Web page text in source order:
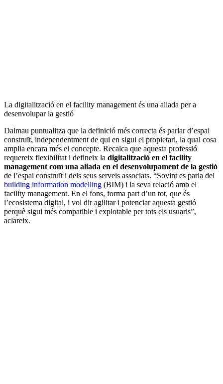
La digitalització en el facility management és una aliada per a
desenvolupar la gestió
Dalmau puntualitza que la definició més correcta és parlar d’espai
construït, independentment de qui en sigui el propietari, la qual cosa
amplia encara més el concepte. Recalca que aquesta professió
requereix flexibilitat i defineix la digitalització en el facility
management com una aliada en el desenvolupament de la gestió
de l’espai construït i dels seus serveis associats. “Sovint es parla del
building information modelling (BIM) i la seva relació amb el
facility management. En el fons, forma part d’un tot, que és
l’ecosistema digital, i vol dir agilitar i potenciar aquesta gestió
perquè sigui més compatible i explotable per tots els usuaris”,
aclareix.